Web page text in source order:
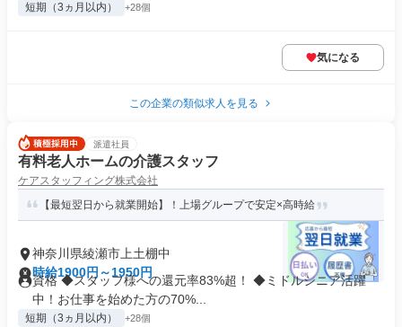
短期（3ヵ月以内） +28個
気になる
この企業の類似求人を見る
派遣社員
有料老人ホームの介護スタッフ
ケアスタッフィング株式会社
【最短翌日から就業開始】！上場グループで安定×高時給
神奈川県綾瀬市上土棚中
時給1900円～1950円
資格 ◆スタッフ様への還元率83%超！ ◆ミドルシニア活躍
中！お仕事を始めた方の70%...
短期（3ヵ月以内） +28個